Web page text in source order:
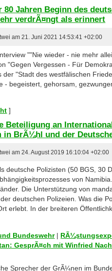
80 Jahren Beginn des
verdrÃ¤ngt als erinnert
am 21. Juni 2021 14:53:41 +02:00
""Nie wieder - nie mehr
"Gegen Vergessen - Für
der "Stadt des westfälischen
- begeistert, gehorsam,
]
Beteiligung an
in BrÃ¼hl und der
am 24. August 2019 16:10:04 +02:00
deutsche Polizisten (50 BGS, 30
von
Die Unterstützung von
deutschen Polizeien. Was die
erlebt. In der breiteren
Bundeswehr|
GesprÃ¤ch mit Winfried
Sprecher der GrÃ¼nen im